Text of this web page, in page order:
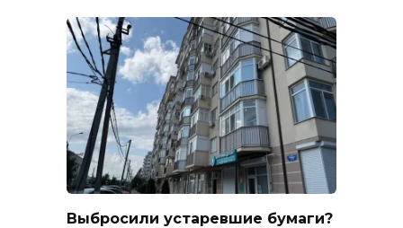
Выбросили устаревшие бумаги?